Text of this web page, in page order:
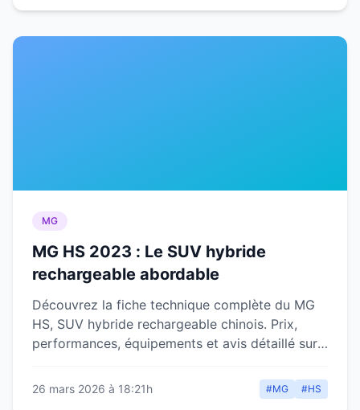
MG
MG HS 2023 : Le SUV hybride
rechargeable abordable
Découvrez la fiche technique complète du MG
HS, SUV hybride rechargeable chinois. Prix,
performances, équipements et avis détaillé sur
26 mars 2026 à 18:21h #MG #HS